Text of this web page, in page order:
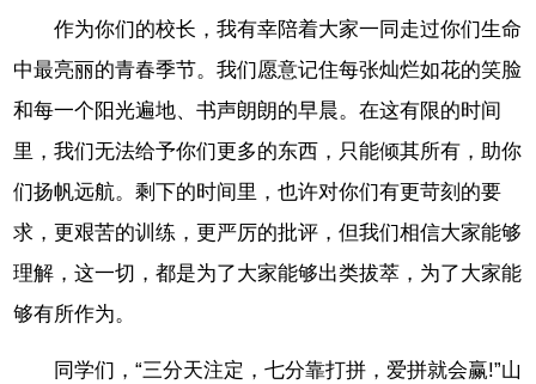
作为你们的校长，我有幸陪着大家一同走过你们生命
中最亮丽的青春季节。我们愿意记住每张灿烂如花的笑脸
和每一个阳光遍地、书声朗朗的早晨。在这有限的时间
里，我们无法给予你们更多的东西，只能倾其所有，助你
们扬帆远航。剩下的时间里，也许对你们有更苛刻的要
求，更艰苦的训练，更严厉的批评，但我们相信大家能够
理解，这一切，都是为了大家能够出类拔萃，为了大家能
够有所作为。
同学们，“三分天注定，七分靠打拼，爱拼就会赢!”山